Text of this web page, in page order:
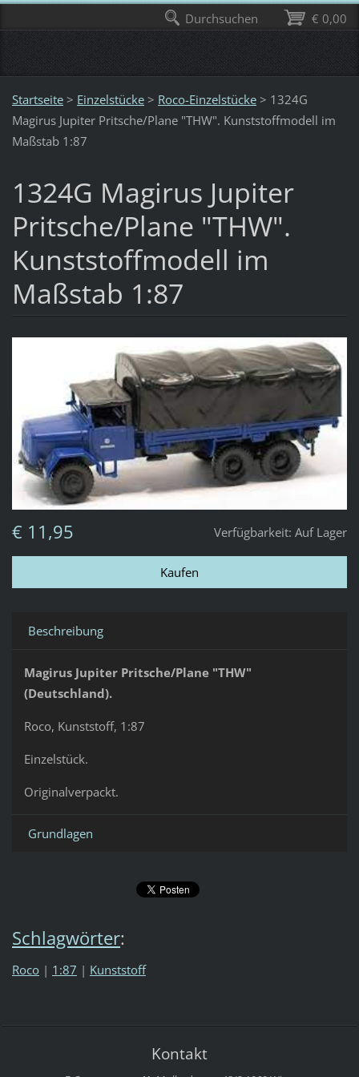
Startseite > Einzelstücke > Roco-Einzelstücke > 1324G
Magirus Jupiter Pritsche/Plane "THW". Kunststoffmodell im
Maßstab 1:87
1324G Magirus Jupiter
Pritsche/Plane "THW".
Kunststoffmodell im
Maßstab 1:87
Verfügbarkeit: Auf Lager
€ 11,95
Beschreibung
Magirus Jupiter Pritsche/Plane "THW"
(Deutschland).
Roco, Kunststoff, 1:87
Einzelstück.
Originalverpackt.
Grundlagen
Schlagwörter:
Roco | 1:87 | Kunststoff
Kontakt
€ 0,00
Durchsuchen